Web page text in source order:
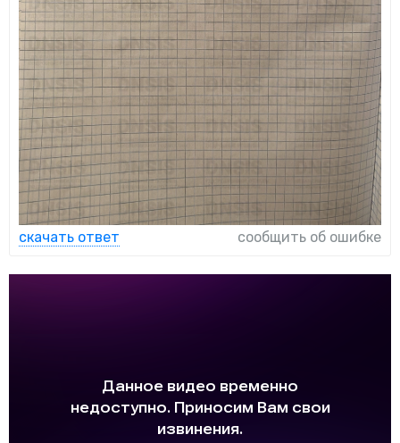
скачать ответ сообщить об ошибке